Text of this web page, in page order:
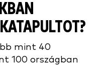
mint 40
100 országban